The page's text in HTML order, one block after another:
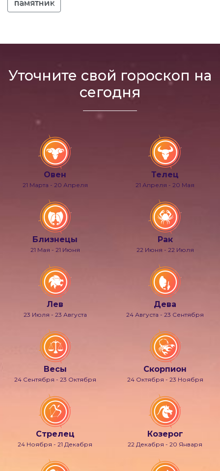
памятник
Уточните свой гороскоп на
сегодня
Овен
21 Марта - 20 Апреля
Телец
21 Апреля - 20 Мая
Близнецы
21 Мая - 21 Июня
Рак
22 Июня - 22 Июля
Лев
23 Июля - 23 Августа
Дева
24 Августа - 23 Сентября
Весы
24 Сентября - 23 Октября
Скорпион
24 Октября - 23 Ноября
Стрелец
24 Ноября - 21 Декабря
Козерог
22 Декабря - 20 Января